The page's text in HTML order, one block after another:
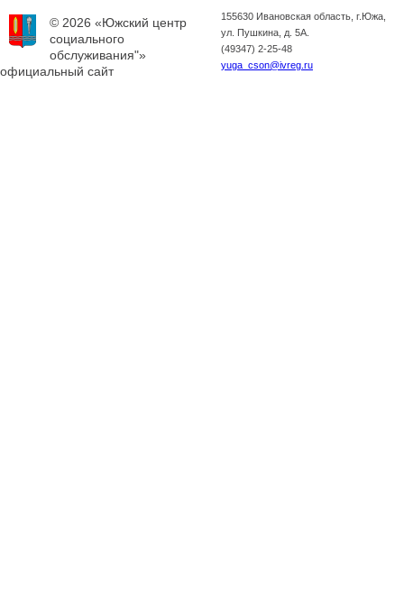
© 2026 «Южский центр
социального
обслуживания"»
официальный сайт
155630 Ивановская область, г.Южа,
ул. Пушкина, д. 5А.
(49347) 2-25-48
yuga_cson@ivreg.ru